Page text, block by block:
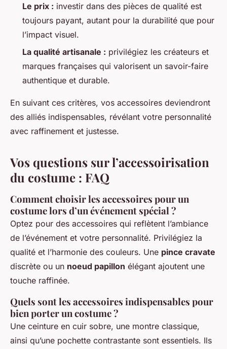
Le prix : investir dans des pièces de qualité est
toujours payant, autant pour la durabilité que pour
l’impact visuel.
La qualité artisanale : privilégiez les créateurs et
marques françaises qui valorisent un savoir-faire
authentique et durable.
En suivant ces critères, vos accessoires deviendront
des alliés indispensables, révélant votre personnalité
avec raffinement et justesse.
Vos questions sur l’accessoirisation
du costume : FAQ
Comment choisir les accessoires pour un
costume lors d’un événement spécial ?
Optez pour des accessoires qui reflètent l’ambiance
de l’événement et votre personnalité. Privilégiez la
qualité et l’harmonie des couleurs. Une pince cravate
discrète ou un noeud papillon élégant ajoutent une
touche raffinée.
Quels sont les accessoires indispensables pour
bien porter un costume ?
Une ceinture en cuir sobre, une montre classique,
ainsi qu’une pochette contrastante sont essentiels. Ils